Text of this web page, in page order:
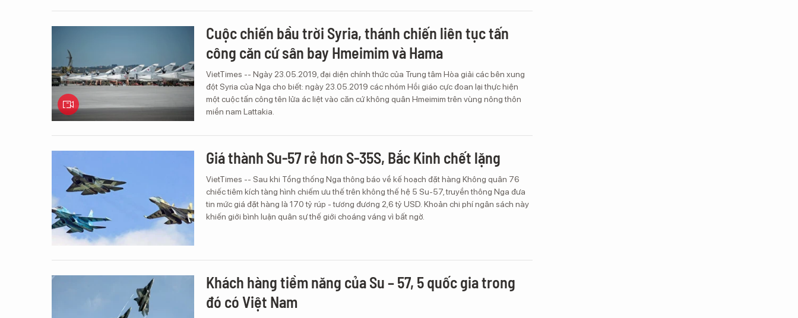
Cuộc chiến bầu trời Syria, thánh chiến liên tục tấn
công căn cứ sân bay Hmeimim và Hama
VietTimes -- Ngày 23.05.2019, đại diện chính thức của Trung tâm Hòa giải các bên xung
đột Syria của Nga cho biết: ngày 23.05.2019 các nhóm Hồi giáo cực đoan lại thực hiện
một cuộc tấn công tên lửa ác liệt vào căn cứ không quân Hmeimim trên vùng nông thôn
miền nam Lattakia.
Giá thành Su-57 rẻ hơn S-35S, Bắc Kinh chết lặng
VietTimes -- Sau khi Tổng thống Nga thông báo về kế hoạch đặt hàng Không quân 76
chiếc tiêm kích tàng hình chiếm ưu thế trên không thế hệ 5 Su-57, truyền thông Nga đưa
tin mức giá đặt hàng là 170 tỷ rúp - tương đương 2,6 tỷ USD. Khoản chi phí ngân sách này
khiến giới bình luận quân sự thế giới choáng váng vì bất ngờ.
Khách hàng tiềm năng của Su – 57, 5 quốc gia trong
đó có Việt Nam